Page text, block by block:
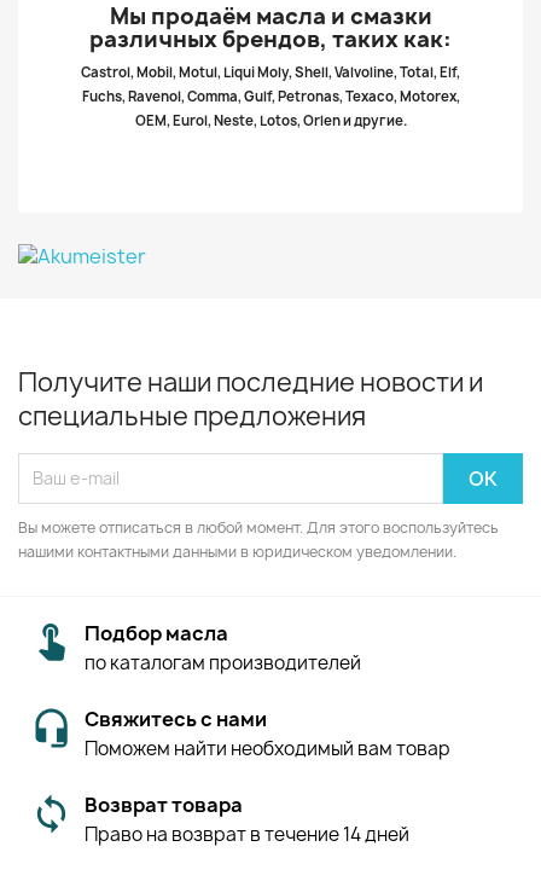
Мы продаём масла и смазки
различных брендов, таких как:
Castrol, Mobil, Motul, Liqui Moly, Shell, Valvoline, Total, Elf,
Fuchs, Ravenol, Comma, Gulf, Petronas, Texaco, Motorex,
OEM, Eurol, Neste, Lotos, Orlen и другие.
Получите наши последние новости и
специальные предложения
Вы можете отписаться в любой момент. Для этого воспользуйтесь
нашими контактными данными в юридическом уведомлении.
Подбор масла
по каталогам производителей
Свяжитесь с нами
Поможем найти необходимый вам товар
Возврат товара
Право на возврат в течение 14 дней